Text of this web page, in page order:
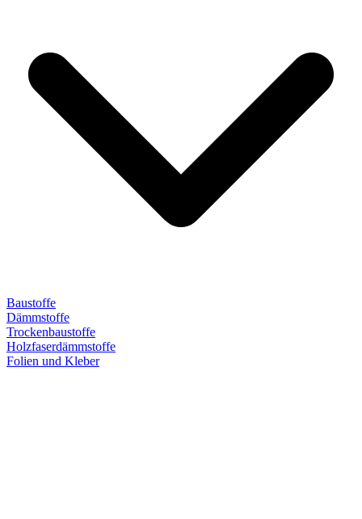
Baustoffe
Dämmstoffe
Trockenbaustoffe
Holzfaserdämmstoffe
Folien und Kleber